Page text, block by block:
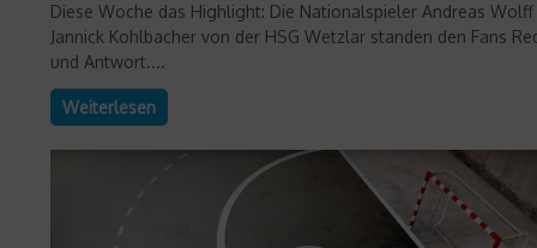
Diese Woche das Highlight: Die Nationalspieler Andreas Wolff
Jannick Kohlbacher von der HSG Wetzlar standen den Fans
und Antwort....
Weiterlesen